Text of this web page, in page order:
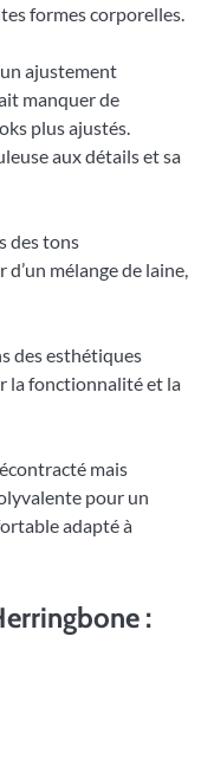
formes corporelles.
ajustement
manquer de
plus ajustés.
aux détails et sa
des tons
mélange de laine,
des esthétiques
la fonctionnalité et la
mais
pour un
adapté à
: